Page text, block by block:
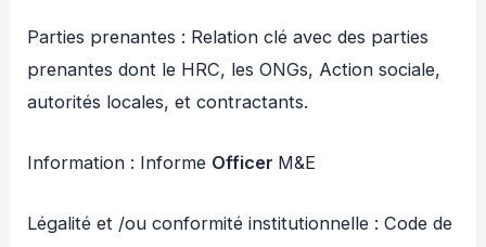
Parties prenantes : Relation clé avec des parties
prenantes dont le HRC, les ONGs, Action sociale,
autorités locales, et contractants.
Information : Informe Officer M&E
Légalité et /ou conformité institutionnelle : Code de